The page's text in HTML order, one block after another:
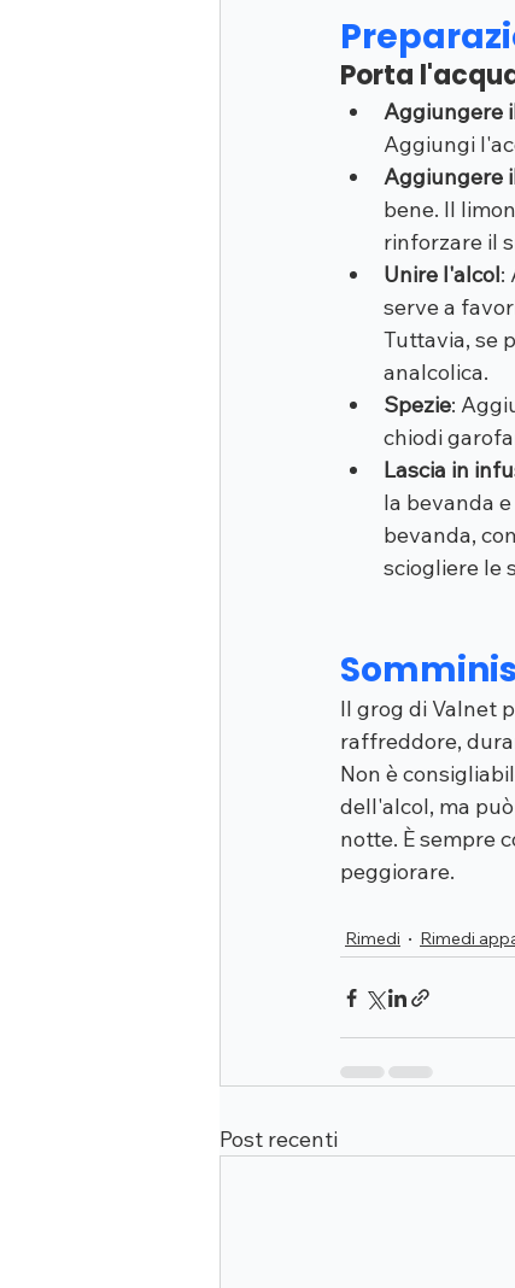
Porta
Aggiungere
Aggiungi
Aggiungere
bene. Il
rinforzare il
Unire l'alcol:
serve a
Tuttavia, se
analcolica.
Spezie:
chiodi
Lascia in
la bevanda
bevanda,
sciogliere le
Il grog di Valnet
raffreddore,
Non è
dell'alcol, ma
notte. È sempre
peggiorare.
Rimedi Rimedi
Post recenti